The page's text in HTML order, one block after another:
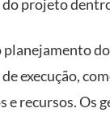
do projeto
execução,
e recursos. Os